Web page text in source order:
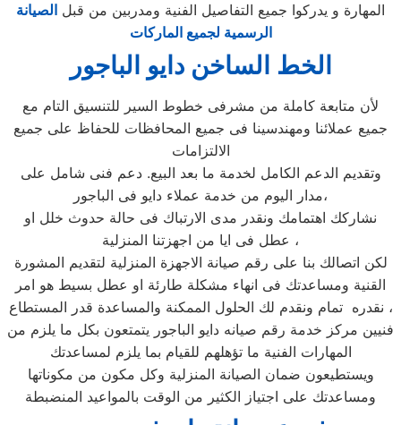
المهارة و يدركوا جميع التفاصيل الفنية ومدربين من قبل الصيانة
الرسمية لجميع الماركات
الخط الساخن دايو الباجور
لأن متابعة كاملة من مشرفى خطوط السير للتنسيق التام مع
جميع عملائنا ومهندسينا فى جميع المحافظات للحفاظ على جميع
الالتزامات
وتقديم الدعم الكامل لخدمة ما بعد البيع. دعم فنى شامل على
مدار اليوم من خدمة عملاء دايو فى الباجور،
نشاركك اهتمامك ونقدر مدى الارتباك فى حالة حدوث خلل او
عطل فى ايا من اجهزتنا المنزلية ،
لكن اتصالك بنا على رقم صيانة الاجهزة المنزلية لتقديم المشورة
القنية ومساعدتك فى انهاء مشكلة طارئة او عطل بسيط هو امر
نقدره تمام ونقدم لك الحلول الممكنة والمساعدة قدر المستطاع ،
فنيين مركز خدمة رقم صيانه دايو الباجور يتمتعون بكل ما يلزم من
المهارات الفنية ما تؤهلهم للقيام بما يلزم لمساعدتك
ويستطيعون ضمان الصيانة المنزلية وكل مكون من مكوناتها
ومساعدتك على اجتياز الكثير من الوقت بالمواعيد المنضبطة